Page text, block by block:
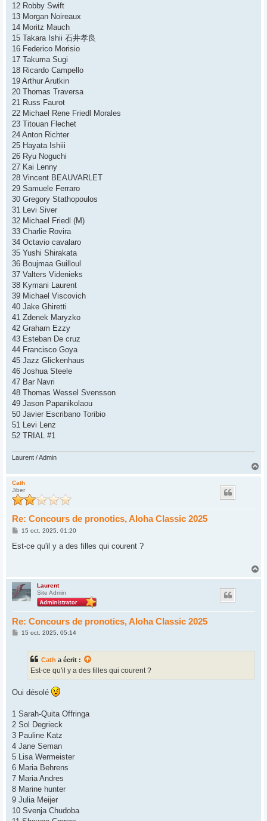
12 Robby Swift
13 Morgan Noireaux
14 Moritz Mauch
15 Takara Ishii 石井孝良
16 Federico Morisio
17 Takuma Sugi
18 Ricardo Campello
19 Arthur Arutkin
20 Thomas Traversa
21 Russ Faurot
22 Michael Rene Friedl Morales
23 Titouan Flechet
24 Anton Richter
25 Hayata Ishiii
26 Ryu Noguchi
27 Kai Lenny
28 Vincent BEAUVARLET
29 Samuele Ferraro
30 Gregory Stathopoulos
31 Levi Siver
32 Michael Friedl (M)
33 Charlie Rovira
34 Octavio cavalaro
35 Yushi Shirakata
36 Boujmaa Guilloul
37 Valters Videnieks
38 Kymani Laurent
39 Michael Viscovich
40 Jake Ghiretti
41 Zdenek Maryzko
42 Graham Ezzy
43 Esteban De cruz
44 Francisco Goya
45 Jazz Glickenhaus
46 Joshua Steele
47 Bar Navri
48 Thomas Wessel Svensson
49 Jason Papanikolaou
50 Javier Escribano Toribio
51 Levi Lenz
52 TRIAL #1
Laurent / Admin
a
Cath
Jiber
Re: Concours de pronotics, Aloha Classic 2025
M
s
15 oct. 2025, 01:20
Est-ce qu'il y a des filles qui courent ?
Laurent
Site Admin
Re: Concours de pronotics, Aloha Classic 2025
M
15 oct. 2025, 05:14
Cath a écrit :
Est-ce qu'il y a des filles qui courent ?
Oui désolé
1 Sarah-Quita Offringa
2 Sol Degrieck
3 Pauline Katz
4 Jane Seman
5 Lisa Wermeister
6 Maria Behrens
7 Maria Andres
8 Marine hunter
9 Julia Meijer
10 Svenja Chudoba